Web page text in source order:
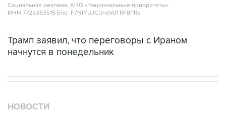
Социальная реклама, АНО «Национальные приоритеты».
ИНН 7725383515 Erid: F7NfYUJCUneVdTRF8PRs
Трамп заявил, что переговоры с Ираном
начнутся в понедельник
НОВОСТИ